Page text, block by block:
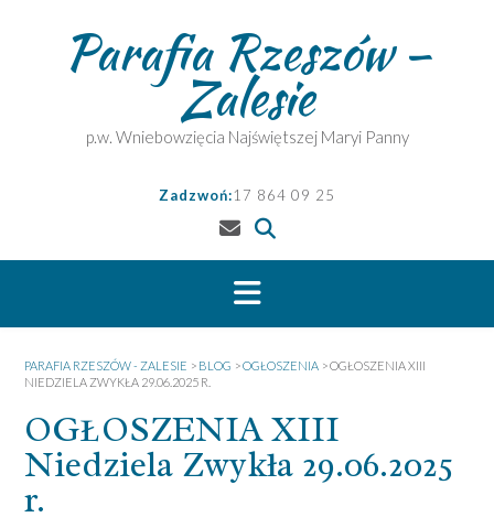
Parafia Rzeszów –
Zalesie
p.w. Wniebowzięcia Najświętszej Maryi Panny
Zadzwoń:17 864 09 25
PARAFIA RZESZÓW - ZALESIE > BLOG >OGŁOSZENIA >OGŁOSZENIA XIII
NIEDZIELA ZWYKŁA 29.06.2025 R.
OGŁOSZENIA XIII
Niedziela Zwykła 29.06.2025
r.